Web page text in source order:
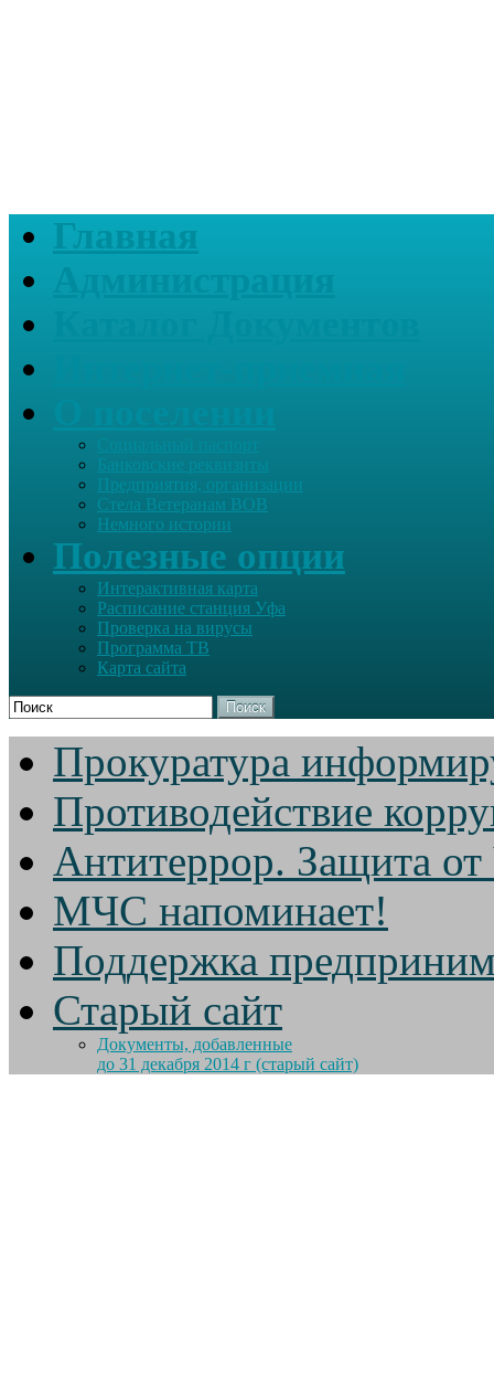
Главная
Банковские реквизиты
Предприятия, организации
Стела Ветеранам ВОВ
Немного истории
Полезные опции
Интерактивная карта
Расписание станция Уфа
Проверка на вирусы
Программа ТВ
Карта сайта
Поиск
Прокуратура
Противодействие
Антитеррор. Защита
МЧС напоминает!
Поддержка
Старый сайт
Документы, добавленные
до 31 декабря 2014 г (старый сайт)